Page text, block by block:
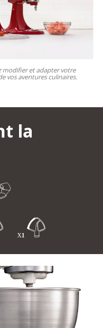
modifier et adapter votre
vos aventures culinaires.
la